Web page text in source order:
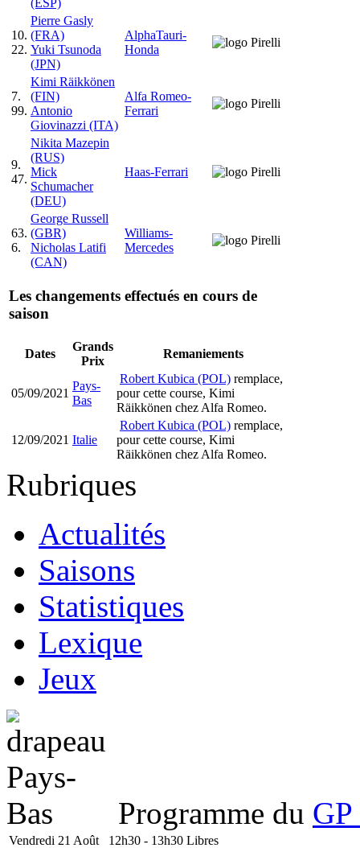
10.
22.
Pierre Gasly
(FRA)
Yuki Tsunoda
(JPN)
AlphaTauri-
Honda
7.
99.
Kimi Räikkönen
(FIN)
Antonio
Giovinazzi (ITA)
Alfa Romeo-
Ferrari
9.
47.
Nikita Mazepin
(RUS)
Mick
Schumacher
(DEU)
Haas-Ferrari
63.
6.
George Russell
(GBR)
Nicholas Latifi
(CAN)
Williams-
Mercedes
Les changements effectués en cours de
saison
Dates
Grands
Prix
Remaniements
05/09/2021
Pays-
Bas
Robert Kubica (POL) remplace,
pour cette course, Kimi
Räikkönen chez Alfa Romeo.
12/09/2021 Italie
Robert Kubica (POL) remplace,
pour cette course, Kimi
Räikkönen chez Alfa Romeo.
Rubriques
Actualités
Saisons
Statistiques
Lexique
Jeux
Programme du
Vendredi 21 Août 12h30 - 13h30 Libres